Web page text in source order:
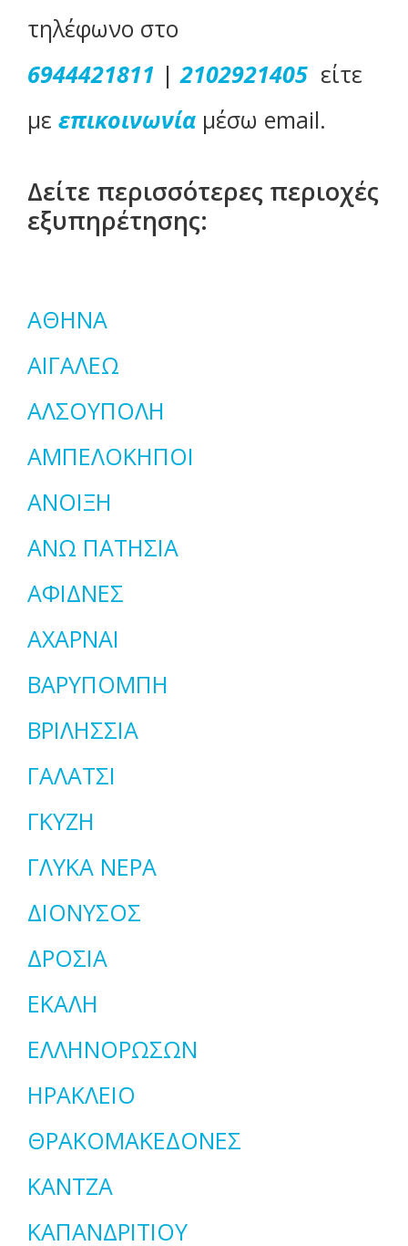
τηλέφωνο στο
6944421811 |2102921405 είτε
με επικοινωνία μέσω email.
Δείτε περισσότερες περιοχές
εξυπηρέτησης:
ΑΘΗΝΑ
ΑΙΓΑΛΕΩ
ΑΛΣΟΥΠΟΛΗ
ΑΜΠΕΛΟΚΗΠΟΙ
ΑΝΟΙΞΗ
ΑΝΩ ΠΑΤΗΣΙΑ
ΑΦΙΔΝΕΣ
ΑΧΑΡΝΑΙ
ΒΑΡΥΠΟΜΠΗ
ΒΡΙΛΗΣΣΙΑ
ΓΑΛΑΤΣΙ
ΓΚΥΖΗ
ΓΛΥΚΑ ΝΕΡΑ
ΔΙΟΝΥΣΟΣ
ΔΡΟΣΙΑ
ΕΚΑΛΗ
ΕΛΛΗΝΟΡΩΣΩΝ
ΗΡΑΚΛΕΙΟ
ΘΡΑΚΟΜΑΚΕΔΟΝΕΣ
ΚΑΝΤΖΑ
ΚΑΠΑΝΔΡΙΤΙΟΥ